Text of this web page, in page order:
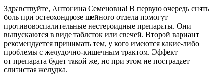
Здравствуйте, Антонина Семеновна! В первую очередь снять
боль при остеохондрозе шейного отдела помогут
противовоспалительные нестероидные препараты. Они
выпускаются в виде таблеток или свечей. Второй вариант
рекомендуется принимать тем, у кого имеются какие-либо
проблемы с желудочно-кишечным трактом. Эффект
от препарата будет такой же, но при этом не пострадает
слизистая желудка.